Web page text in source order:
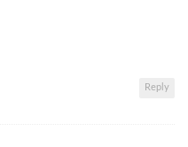
Reply